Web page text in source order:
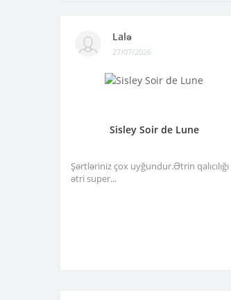
Lalə
27/07/2026
Sisley Soir de Lune
Şərtləriniz çox uyğundur.Ətrin qalıcılığı
ətri super...